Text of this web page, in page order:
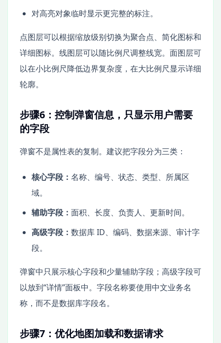
对高亮对象临时显示更完整的标注。
点图层可以根据缩放级别切换为聚合点、简化图标和
详细图标。线图层可以随比例尺调整线宽。面图层可
以在小比例尺降低边界复杂度，在大比例尺显示详细
轮廓。
步骤6：控制弹窗信息，只显示用户需要
的字段
弹窗不是属性表的复制。建议把字段分为三类：
核心字段： 名称、编号、状态、类型、所属区
域。
辅助字段： 面积、长度、负责人、更新时间。
高级字段： 数据库 ID、编码、数据来源、审计字
段。
弹窗中只展示核心字段和少量辅助字段；高级字段可
以放到“详情”面板中。字段名称要使用中文业务名
称，而不是数据库字段名。
步骤7：优化地图加载和数据请求